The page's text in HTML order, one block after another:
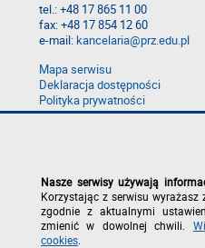
tel.: +48 17 865 11 00
fax: +48 17 854 12 60
e-mail:kancelaria@prz.edu.pl
Mapa serwisu
Deklaracja dostępności
Polityka prywatności
Zgłoś błąd na stronie
Nasze serwisy używają
Korzystając z serwisu
zgodnie z aktualnymi
zmienić w dowolnej chwili.
cookies